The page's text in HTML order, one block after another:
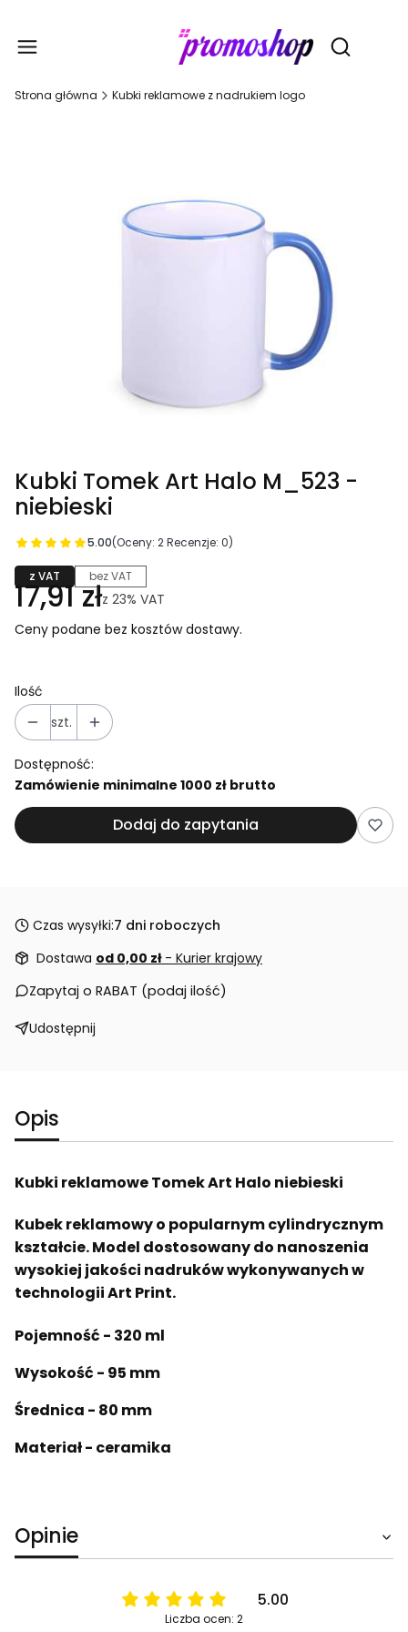
Otwórz
Strona główna Kubki reklamowe z nadrukiem logo
Kubki Tomek Art Halo M_523 -
niebieski
5.00(Oceny: 2 Recenzje: 0)
z VAT bez VAT
17,91 złz 23% VAT
Ceny podane bez kosztów dostawy.
Ilość
szt.
Dostępność:
Zamówienie minimalne 1000 zł brutto
Dodaj do zapytania
Czas wysyłki:7 dni roboczych
Dostawa od 0,00 zł - Kurier krajowy
Zapytaj o RABAT (podaj ilość)
Udostępnij
Opis
Kubki reklamowe Tomek Art Halo niebieski
Kubek reklamowy o popularnym cylindrycznym
kształcie. Model dostosowany do nanoszenia
wysokiej jakości nadruków wykonywanych w
technologii Art Print.
Pojemność - 320 ml
Wysokość - 95 mm
Średnica - 80 mm
Materiał - ceramika
Opinie
5.00
Liczba ocen: 2